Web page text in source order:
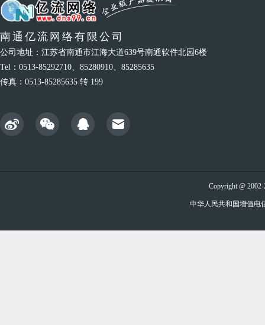
南通亿流网络有限公司
公司地址：江苏省南通市江海大道639号南通软件北园6楼
Tel：0513-85292710、85280910、85285635
传真：0513-85285635 转 199
Copyright @
中华人民共和国增值电